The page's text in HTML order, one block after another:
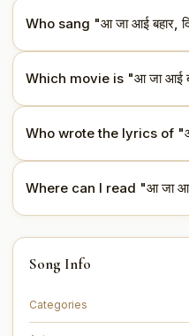
Who sang "आ जा आई बहार,
"आ जा आई बहार, दिल है
Which movie is "आ जा आई
This song is from the
Who wrote the lyrics of "आ
The lyrics are written by
Where can I read "आ जा आई
You can read the full
on this page.
Song Info
Categories